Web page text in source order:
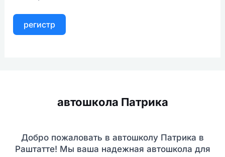
регистр
автошкола Патрика
Добро пожаловать в автошколу Патрика в
Раштатте! Мы ваша надежная автошкола для